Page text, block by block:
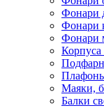
Фонари
Фонари
Фонари
Корпуса
Маяки,
Балки